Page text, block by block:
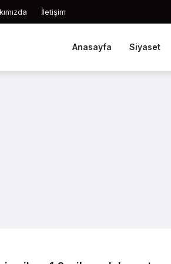
İletişim
Anasayfa Siyaset